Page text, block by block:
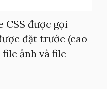
được gọi
đặt trước (cao
ảnh và file